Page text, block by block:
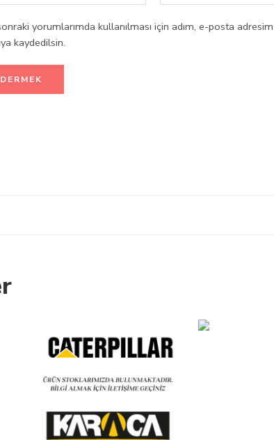
yorumlarımda kullanılması için adım, e-posta
kaydedilsin.